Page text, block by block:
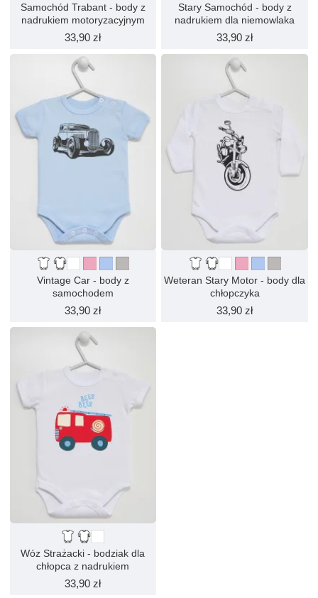
Samochód Trabant - body z
nadrukiem motoryzacyjnym
33,90 zł
Stary Samochód - body z
nadrukiem dla niemowlaka
33,90 zł
Vintage Car - body z
samochodem
33,90 zł
Weteran Stary Motor - body dla
chłopczyka
33,90 zł
Wóz Strażacki - bodziak dla
chłopca z nadrukiem
33,90 zł